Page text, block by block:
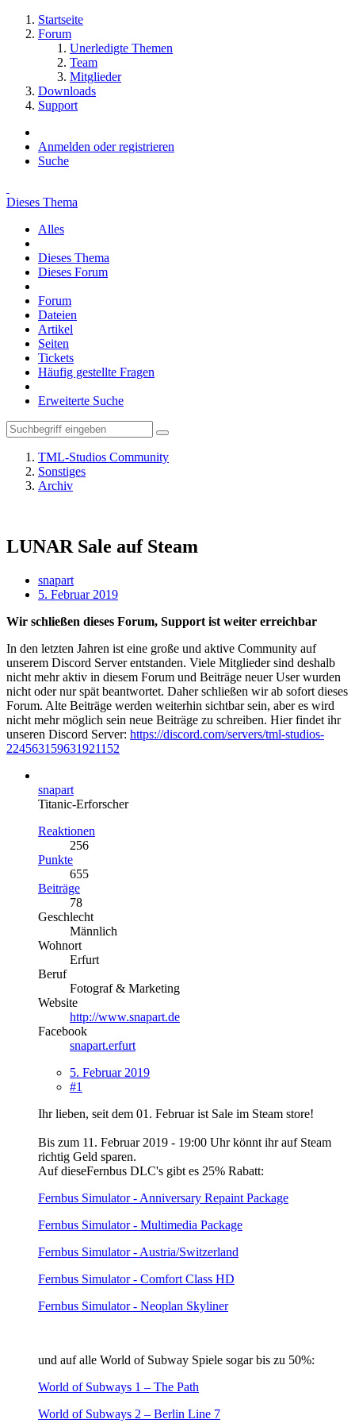
Startseite
Forum
Unerledigte Themen
Team
Mitglieder
Downloads
Support
Anmelden oder registrieren
Suche
Dieses Thema
Alles
Dieses Thema
Dieses Forum
Forum
Dateien
Artikel
Seiten
Tickets
Häufig gestellte Fragen
Erweiterte Suche
TML-Studios Community
Sonstiges
Archiv
LUNAR Sale auf Steam
snapart
5. Februar 2019
Wir schließen dieses Forum, Support ist weiter erreichbar
In den letzten Jahren ist eine große und aktive Community auf
unserem Discord Server entstanden. Viele Mitglieder sind deshalb
nicht mehr aktiv in diesem Forum und Beiträge neuer User wurden
nicht oder nur spät beantwortet. Daher schließen wir ab sofort dieses
Forum. Alte Beiträge werden weiterhin sichtbar sein, aber es wird
nicht mehr möglich sein neue Beiträge zu schreiben. Hier findet ihr
unseren Discord Server: https://discord.com/servers/tml-studios-
224563159631921152
snapart
Titanic-Erforscher
Reaktionen
256
Punkte
655
Beiträge
78
Geschlecht
Männlich
Wohnort
Erfurt
Beruf
Fotograf & Marketing
Website
http://www.snapart.de
Facebook
snapart.erfurt
5. Februar 2019
#1
Ihr lieben, seit dem 01. Februar ist Sale im Steam store!
Bis zum 11. Februar 2019 - 19:00 Uhr könnt ihr auf Steam
richtig Geld sparen.
Auf dieseFernbus DLC's gibt es 25% Rabatt:
Fernbus Simulator - Anniversary Repaint Package
Fernbus Simulator - Multimedia Package
Fernbus Simulator - Austria/Switzerland
Fernbus Simulator - Comfort Class HD
Fernbus Simulator - Neoplan Skyliner
und auf alle World of Subway Spiele sogar bis zu 50%:
World of Subways 1 – The Path
World of Subways 2 – Berlin Line 7